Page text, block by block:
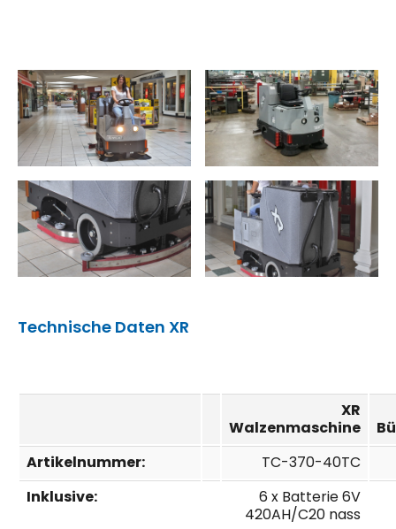
Technische Daten XR
XR
Walzenmaschine
Artikelnummer:
TC-370-40TC
Inklusive:
6 x Batterie 6V
420AH/C20 nass